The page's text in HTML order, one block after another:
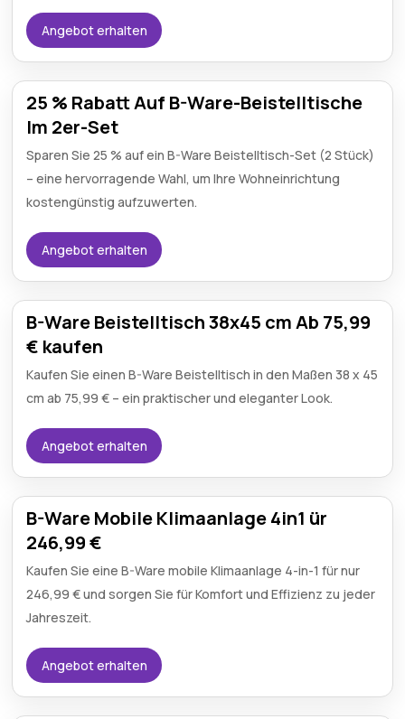
Angebot erhalten
25 % Rabatt Auf B-Ware-Beistelltische
Im 2er-Set
Sparen Sie 25 % auf ein B-Ware Beistelltisch-Set (2 Stück)
– eine hervorragende Wahl, um Ihre Wohneinrichtung
kostengünstig aufzuwerten.
Angebot erhalten
B-Ware Beistelltisch 38x45 cm Ab 75,99
€ kaufen
Kaufen Sie einen B-Ware Beistelltisch in den Maßen 38 x 45
cm ab 75,99 € – ein praktischer und eleganter Look.
Angebot erhalten
B-Ware Mobile Klimaanlage 4in1 ür
246,99 €
Kaufen Sie eine B-Ware mobile Klimaanlage 4-in-1 für nur
246,99 € und sorgen Sie für Komfort und Effizienz zu jeder
Jahreszeit.
Angebot erhalten